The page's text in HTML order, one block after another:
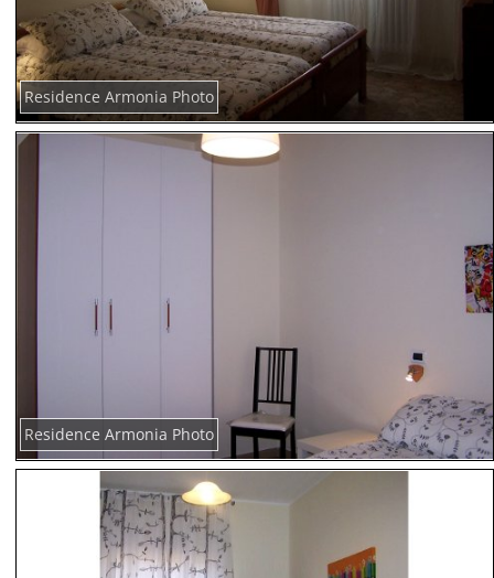
Residence Armonia Photo
Residence Armonia Photo